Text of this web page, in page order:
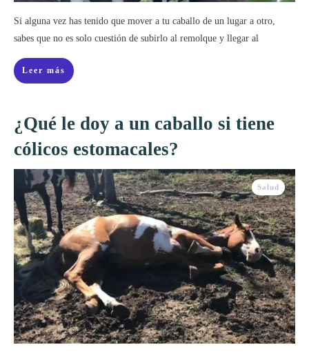
Si alguna vez has tenido que mover a tu caballo de un lugar a otro,
sabes que no es solo cuestión de subirlo al remolque y llegar al
Leer más
¿Qué le doy a un caballo si tiene
cólicos estomacales?
Salud